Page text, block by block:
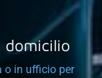
domicilio
o in ufficio per